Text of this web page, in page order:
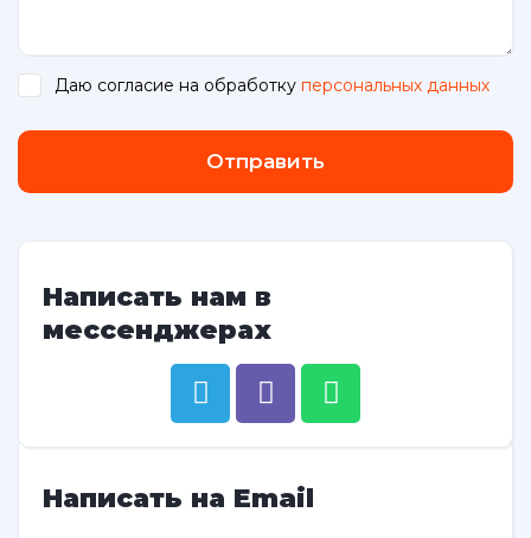
Даю согласие на обработку персональных данных
Отправить
Написать нам в
мессенджерах
Написать на Email